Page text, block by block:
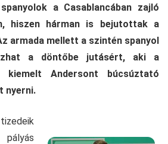
a Casablancában zajló
hiszen hárman is bejutottak a
armada mellett a szintén spanyol
a döntőbe jutásért, aki a
Andersont búcsúztató
nyerni.